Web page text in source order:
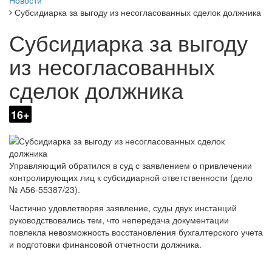
Субсидиарка за выгоду из несогласованных сделок должника
Субсидиарка за выгоду
из несогласованных
сделок должника
16+
Управляющий обратился в суд с заявлением о привлечении
контролирующих лиц к субсидиарной ответственности (дело
№ А56-55387/23).
Частично удовлетворяя заявление, суды двух инстанций
руководствовались тем, что непередача документации
повлекла невозможность восстановления бухгалтерского учета
и подготовки финансовой отчетности должника.